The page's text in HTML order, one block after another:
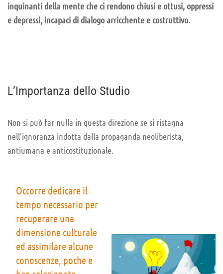
inquinanti della mente che ci rendono chiusi e ottusi, oppressi
e depressi, incapaci di dialogo arricchente e costruttivo.
L’Importanza dello Studio
Non si può far nulla in questa direzione se si ristagna
nell’ignoranza indotta dalla propaganda neoliberista,
antiumana e anticostituzionale.
Occorre dedicare il
tempo necessario per
recuperare una
dimensione culturale
ed assimilare alcune
conoscenze, poche e